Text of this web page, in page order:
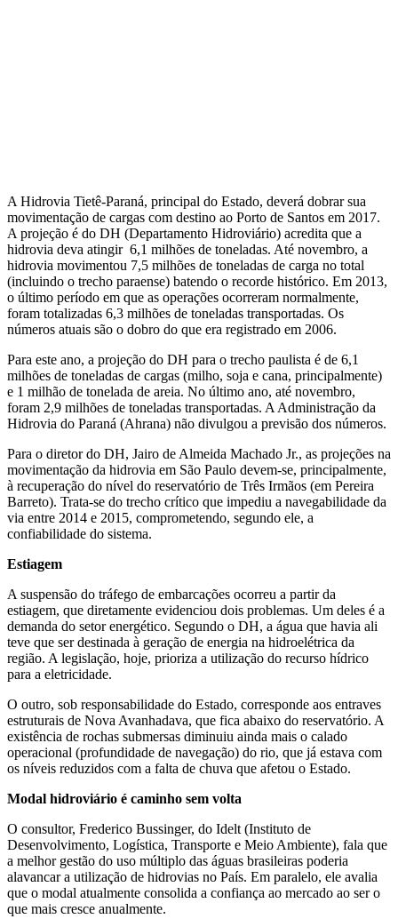
A Hidrovia Tietê-Paraná, principal do Estado, deverá dobrar sua
movimentação de cargas com destino ao Porto de Santos em 2017.
A projeção é do DH (Departamento Hidroviário) acredita que a
hidrovia deva atingir 6,1 milhões de toneladas. Até novembro, a
hidrovia movimentou 7,5 milhões de toneladas de carga no total
(incluindo o trecho paraense) batendo o recorde histórico. Em 2013,
o último período em que as operações ocorreram normalmente,
foram totalizadas 6,3 milhões de toneladas transportadas. Os
números atuais são o dobro do que era registrado em 2006.
Para este ano, a projeção do DH para o trecho paulista é de 6,1
milhões de toneladas de cargas (milho, soja e cana, principalmente)
e 1 milhão de tonelada de areia. No último ano, até novembro,
foram 2,9 milhões de toneladas transportadas. A Administração da
Hidrovia do Paraná (Ahrana) não divulgou a previsão dos números.
Para o diretor do DH, Jairo de Almeida Machado Jr., as projeções na
movimentação da hidrovia em São Paulo devem-se, principalmente,
à recuperação do nível do reservatório de Três Irmãos (em Pereira
Barreto). Trata-se do trecho crítico que impediu a navegabilidade da
via entre 2014 e 2015, comprometendo, segundo ele, a
confiabilidade do sistema.
Estiagem
A suspensão do tráfego de embarcações ocorreu a partir da
estiagem, que diretamente evidenciou dois problemas. Um deles é a
demanda do setor energético. Segundo o DH, a água que havia ali
teve que ser destinada à geração de energia na hidroelétrica da
região. A legislação, hoje, prioriza a utilização do recurso hídrico
para a eletricidade.
O outro, sob responsabilidade do Estado, corresponde aos entraves
estruturais de Nova Avanhadava, que fica abaixo do reservatório. A
existência de rochas submersas diminuiu ainda mais o calado
operacional (profundidade de navegação) do rio, que já estava com
os níveis reduzidos com a falta de chuva que afetou o Estado.
Modal hidroviário é caminho sem volta
O consultor, Frederico Bussinger, do Idelt (Instituto de
Desenvolvimento, Logística, Transporte e Meio Ambiente), fala que
a melhor gestão do uso múltiplo das águas brasileiras poderia
alavancar a utilização de hidrovias no País. Em paralelo, ele avalia
que o modal atualmente consolida a confiança ao mercado ao ser o
que mais cresce anualmente.